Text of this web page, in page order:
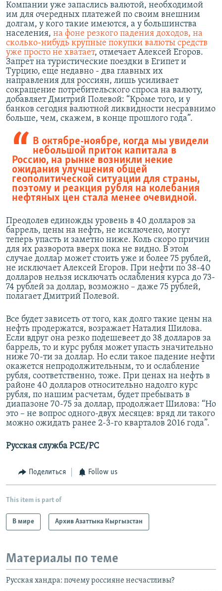
Компании уже запаслись валютой, необходимой
им для очередных платежей по своим внешним
долгам, у кого такие имеются, а у большинства
населения, на фоне резкого падения доходов, на
сколько-нибудь крупные покупки валюты средств
уже просто не хватает, отмечает Алексей Егоров.
Запрет на туристические поездки в Египет и
Турцию, еще недавно - два главных их
направления для россиян, лишь усиливает
сокращение потребительского спроса на валюту,
добавляет Дмитрий Полевой: “Кроме того, и у
банков сегодня валютной ликвидности несравнимо
больше, чем, скажем, в конце прошлого года”.
В октябре-ноябре, когда мы увидели
небольшой приток капитала в
Россию, на рынке возникли некие
ожидания улучшения общей
геополитической ситуации для страны,
поэтому и реакция рубля на колебания
нефтяных цен стала менее очевидной.
Преодолев единожды уровень в 40 долларов за
баррель, цены на нефть, не исключено, могут
теперь упасть и заметно ниже. Коль скоро причин
для их разворота вверх пока не видно. В этом
случае доллар может стоить уже и более 75 рублей,
не исключает Алексей Егоров. При нефти по 38-40
долларов нельзя исключать ослабления курса до 73-
74 рублей за доллар, возможно – даже 75 рублей,
полагает Дмитрий Полевой.
Все будет зависеть от того, как долго такие цены на
нефть продержатся, возражает Наталия Шилова.
Если вдруг она резко подешевеет до 38 долларов за
баррель, то и курс рубля может упасть значительно
ниже 70-ти за доллар. Но если такое падение нефти
окажется непродолжительным, то и ослабление
рубля, соответственно, тоже. При ценах на нефть в
районе 40 долларов относительно надолго курс
рубля, по нашим расчетам, будет пребывать в
диапазоне 70-75 за доллар, продолжает Шилова: “Но
это – не вопрос одного-двух месяцев: вряд ли такого
можно ожидать ранее 2-3-го кварталов 2016 года”.​
Русская служба РСЕ/РС
Поделиться Follow us
This item is part of
В мире Архив Азаттыка Кыргызстан
Материалы по теме
Русская хандра: почему россияне несчастливы?